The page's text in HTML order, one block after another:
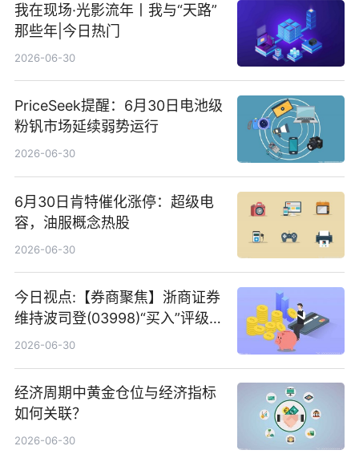
我在现场·光影流年丨我与“天路”
那些年|今日热门
2026-06-30
PriceSeek提醒：6月30日电池级
粉钒市场延续弱势运行
2026-06-30
6月30日肯特催化涨停：超级电
容，油服概念热股
2026-06-30
今日视点:【券商聚焦】浙商证券
维持波司登(03998)“买入”评级
指其业绩高质量稳增长
2026-06-30
经济周期中黄金仓位与经济指标
如何关联？
2026-06-30